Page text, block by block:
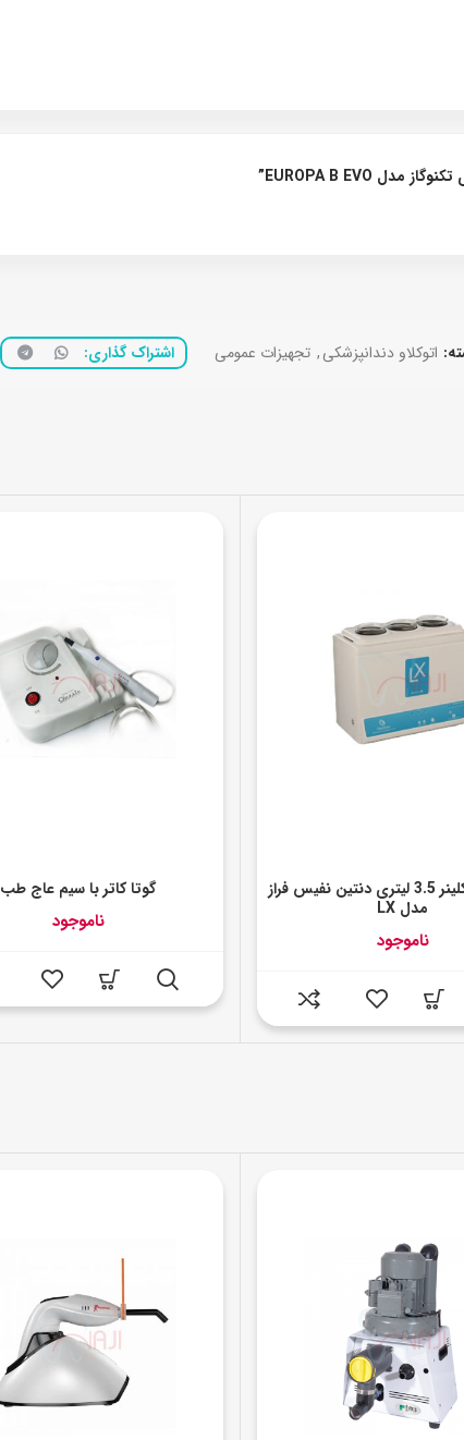
اتوکلاو دندانپزشکی, تجهیزات عمومی اشتراک گذاری
التراسونیک کلینر 3.5 لیتری دنتین نفیس فراز
مدل LX
ناموجود
گوتا کاتر با سیم عاج طب
ناموجود